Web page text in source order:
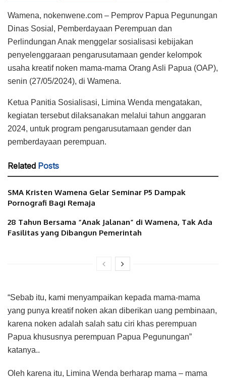
Wamena, nokenwene.com – Pemprov Papua Pegunungan
Dinas Sosial, Pemberdayaan Perempuan dan
Perlindungan Anak menggelar sosialisasi kebijakan
penyelenggaraan pengarusutamaan gender kelompok
usaha kreatif noken mama-mama Orang Asli Papua (OAP),
senin (27/05/2024), di Wamena.
Ketua Panitia Sosialisasi, Limina Wenda mengatakan,
kegiatan tersebut dilaksanakan melalui tahun anggaran
2024, untuk program pengarusutamaan gender dan
pemberdayaan perempuan.
Related Posts
SMA Kristen Wamena Gelar Seminar P5 Dampak
Pornografi Bagi Remaja
28 Tahun Bersama “Anak Jalanan” di Wamena, Tak Ada
Fasilitas yang Dibangun Pemerintah
“Sebab itu, kami menyampaikan kepada mama-mama
yang punya kreatif noken akan diberikan uang pembinaan,
karena noken adalah salah satu ciri khas perempuan
Papua khususnya perempuan Papua Pegunungan”
katanya..
Oleh karena itu, Limina Wenda berharap mama – mama